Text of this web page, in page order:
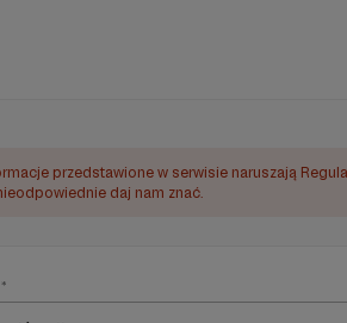
przedstawione w serwisie naruszają
daj nam znać.